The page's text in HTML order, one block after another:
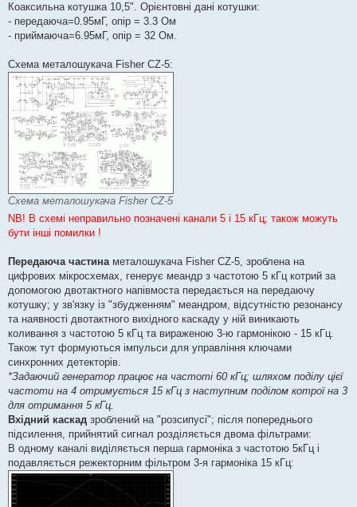
Коаксильна котушка 10,5". Орієнтовні дані котушки:
- передаюча=0.95мГ, опір = 3.3 Ом
- приймаюча=6.95мГ, опір = 32 Ом.
Схема металошукача Fisher CZ-5:
Схема металошукача Fisher CZ-5
NB! В схемі неправильно позначені канали 5 і 15 кГц; також можуть
бути інші помилки !
Передаюча частинаметалошукача Fisher CZ-5, зроблена на
цифрових мікросхемах, генерує меандр з частотою 5 кГц котрий за
допомогою двотактного напівмоста передається на передаючу
котушку; у зв'язку із "збудженням" меандром, відсутністю резонансу
та наявності двотактного вихідного каскаду у ній виникають
коливання з частотою 5 кГц та вираженою 3-ю гармонікою - 15 кГц.
Також тут формуються імпульси для управління ключами
синхронних детекторів.
*Задаючий генератор працює на частоті 60 кГц; шляхом поділу цієї
частоти на 4 отримується 15 кГц з наступним поділом котрої на 3
для отримання 5 кГц.
Вхідний каскад зроблений на "розсипусі"; після попереднього
підсилення, прийнятий сигнал розділяється двома фільтрами:
В одному каналі виділяється перша гармоніка з частотою 5кГц і
подавляється режекторним фільтром 3-я гармоніка 15 кГц: